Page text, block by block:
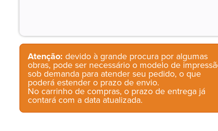
Atenção: devido à grande procura por algumas
obras, pode ser necessário o modelo de
sob demanda para atender seu pedido, o que
poderá estender o prazo de envio.
No carrinho de compras, o prazo de entrega já
contará com a data atualizada.